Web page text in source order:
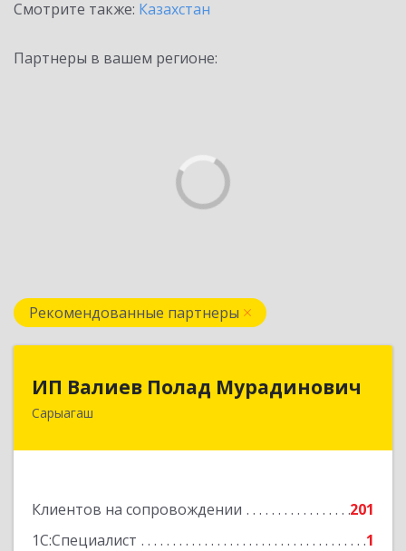
Смотрите также: Казахстан
Партнеры в вашем регионе:
Рекомендованные партнеры
ИП Валиев Полад Мурадинович
Сарыагаш
Клиентов на сопровождении
201
1С:Специалист
1
160900, Республика Казахстан, Туркестанская
Подробнее